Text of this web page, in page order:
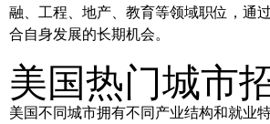
融、工程、地产、教育等领域职位，通
合自身发展的长期机会。
美国热门城市
美国不同城市拥有不同产业结构和就业